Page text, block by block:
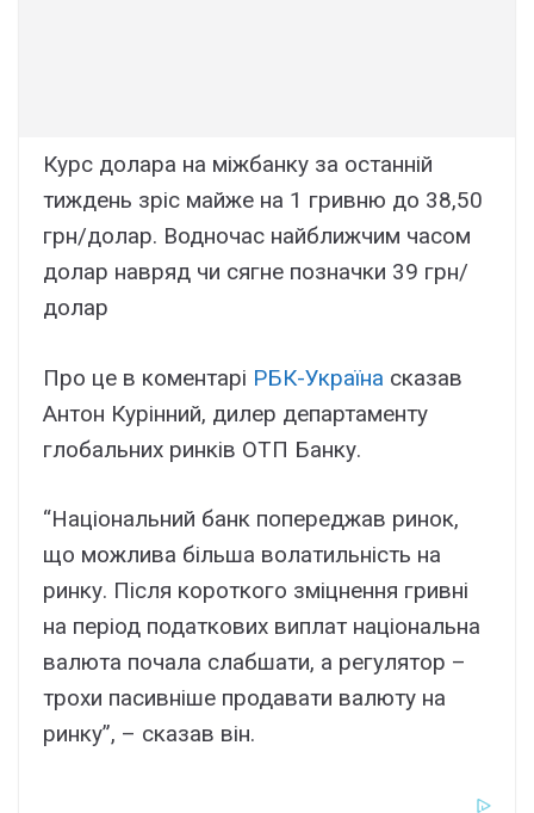
Курс долара на міжбанку за останній
тиждень зріс майже на 1 гривню до 38,50
грн/долар. Водночас найближчим часом
долар навряд чи сягне позначки 39 грн/
долар
Про це в коментарі РБК-Україна сказав
Антон Курінний, дилер департаменту
глобальних ринків ОТП Банку.
“Національний банк попереджав ринок,
що можлива більша волатильність на
ринку. Після короткого зміцнення гривні
на період податкових виплат національна
валюта почала слабшати, а регулятор –
трохи пасивніше продавати валюту на
ринку”, – сказав він.